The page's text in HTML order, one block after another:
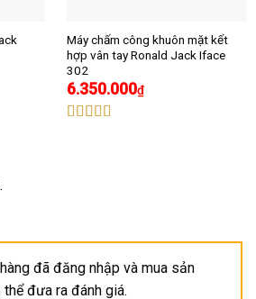
Máy chấm công khuôn mặt kết
hợp vân tay Ronald Jack Iface
302
6.350.000₫
đã đăng nhập và mua sản
đưa ra đánh giá.